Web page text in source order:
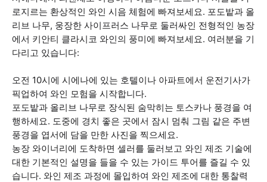
로지르는 환상적인 와인 시음 체험에 빠져보세요. 포도밭과 올
리브 나무, 웅장한 사이프러스 나무로 둘러싸인 전형적인 농장
에서 키안티 클라시코 와인의 풍미에 빠져보세요. 여러분을 기
다리고 있습니다:
오전 10시에 시에나에 있는 호텔이나 아파트에서 운전기사가
픽업하여 와인 모험을 시작합니다.
포도밭과 올리브 나무로 장식된 숨막히는 토스카나 풍경을 여
행하세요. 도중에 경치 좋은 곳에서 잠시 멈춰 그림 같은 주변
풍경을 엽서에 담을 만한 사진을 찍으세요.
농장 와이너리에 도착하면 셀러를 둘러보고 와인 제조 기술에
대한 기본적인 설명을 들을 수 있는 가이드 투어를 즐길 수 있
습니다. 와인 제조 과정에 몰입하여 와인 제조에 대한 통찰력